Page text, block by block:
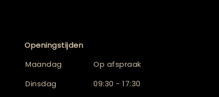
Openingstijden
Maandag
Op afspraak
Dinsdag
09:30 - 17:30